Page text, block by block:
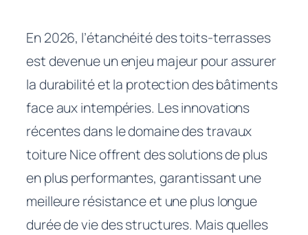
En 2026, l’étanchéité des toits-terrasses
est devenue un enjeu majeur pour assurer
la durabilité et la protection des bâtiments
face aux intempéries. Les innovations
récentes dans le domaine des travaux
toiture Nice offrent des solutions de plus
en plus performantes, garantissant une
meilleure résistance et une plus longue
durée de vie des structures. Mais quelles